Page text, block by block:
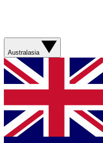
Australasia